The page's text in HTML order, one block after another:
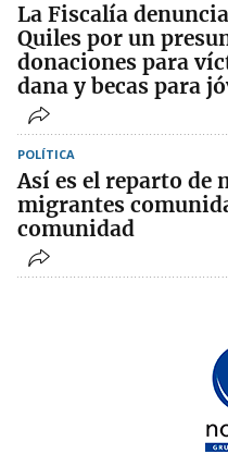
La Fiscalía
Quiles por un
donaciones para
dana y becas para
POLÍTICA
Así es el reparto de
migrantes
comunidad